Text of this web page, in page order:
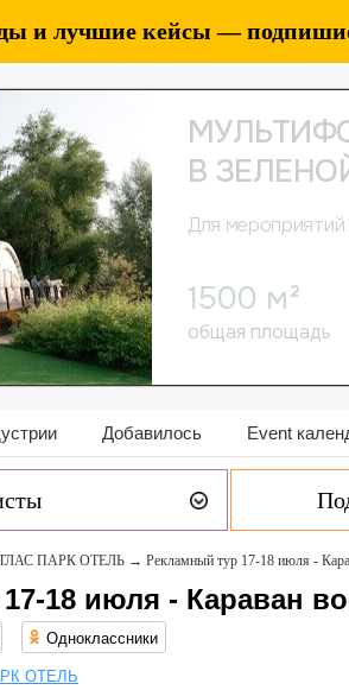
и лучшие кейсы —
Добавилось Event
ПАРК ОТЕЛЬ → Рекламный тур 17-18 июля -
18 июля - Караван
Одноклассники
ОТЕЛЬ